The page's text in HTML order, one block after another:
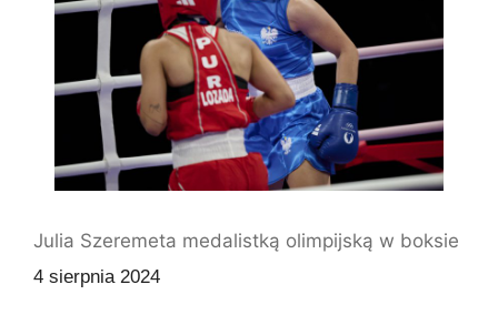
Julia Szeremeta medalistką olimpijską w boksie
4 sierpnia 2024